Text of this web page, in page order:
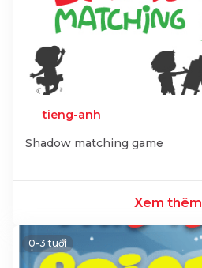
tieng-anh
Shadow matching game
Xem thêm
0-3 tuổi